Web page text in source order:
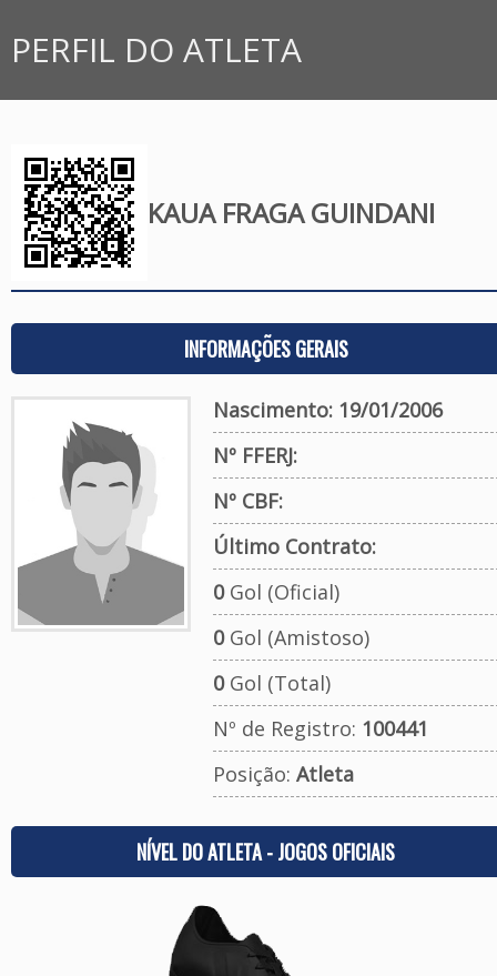
PERFIL DO ATLETA
KAUA FRAGA GUINDANI
INFORMAÇÕES GERAIS
Nascimento: 19/01/2006
Nº FFERJ:
Nº CBF:
Último Contrato:
0Gol (Oficial)
0Gol (Amistoso)
0Gol (Total)
Nº de Registro: 100441
Posição: Atleta
NÍVEL DO ATLETA - JOGOS OFICIAIS